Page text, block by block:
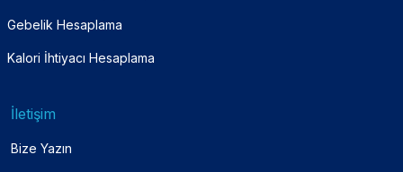
Gebelik Hesaplama
Kalori İhtiyacı Hesaplama
İletişim
Bize Yazın